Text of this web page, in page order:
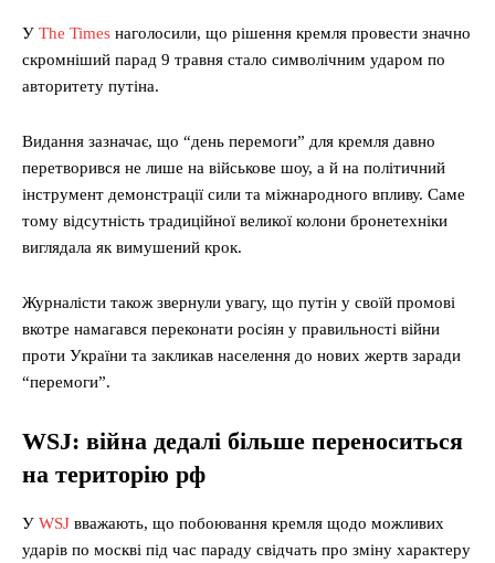
У The Times наголосили, що рішення кремля провести значно
скромніший парад 9 травня стало символічним ударом по
авторитету путіна.
Видання зазначає, що “день перемоги” для кремля давно
перетворився не лише на військове шоу, а й на політичний
інструмент демонстрації сили та міжнародного впливу. Саме
тому відсутність традиційної великої колони бронетехніки
виглядала як вимушений крок.
Журналісти також звернули увагу, що путін у своїй промові
вкотре намагався переконати росіян у правильності війни
проти України та закликав населення до нових жертв заради
“перемоги”.
WSJ: війна дедалі більше переноситься
на територію рф
У WSJ вважають, що побоювання кремля щодо можливих
ударів по москві під час параду свідчать про зміну характеру